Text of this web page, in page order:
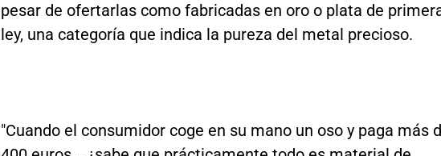
pesar de ofertarlas como fabricadas en oro o plata de
ley, una categoría que indica la pureza del metal precioso.
"Cuando el consumidor coge en su mano un oso y paga más